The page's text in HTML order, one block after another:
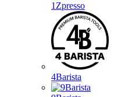
1Zpresso
4Barista